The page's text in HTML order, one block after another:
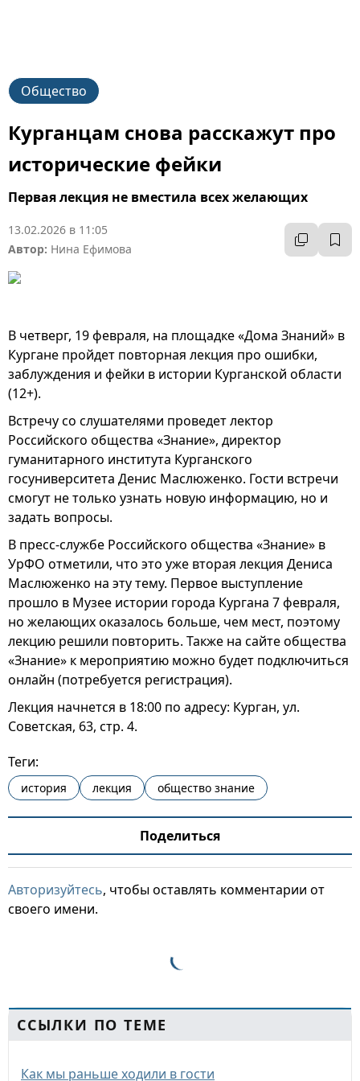
Общество
Курганцам снова расскажут про
исторические фейки
Первая лекция не вместила всех желающих
13.02.2026 в 11:05
Автор: Нина Ефимова
В четверг, 19 февраля, на площадке «Дома Знаний» в
Кургане пройдет повторная лекция про ошибки,
заблуждения и фейки в истории Курганской области
(12+).
Встречу со слушателями проведет лектор
Российского общества «Знание», директор
гуманитарного института Курганского
госуниверситета Денис Маслюженко. Гости встречи
смогут не только узнать новую информацию, но и
задать вопросы.
В пресс-службе Российского общества «Знание» в
УрФО отметили, что это уже вторая лекция Дениса
Маслюженко на эту тему. Первое выступление
прошло в Музее истории города Кургана 7 февраля,
но желающих оказалось больше, чем мест, поэтому
лекцию решили повторить. Также на сайте общества
«Знание» к мероприятию можно будет подключиться
онлайн (потребуется регистрация).
Лекция начнется в 18:00 по адресу: Курган, ул.
Советская, 63, стр. 4.
Теги:
история лекция общество знание
Поделиться
Авторизуйтесь, чтобы оставлять комментарии от
своего имени.
ССЫЛКИ ПО ТЕМЕ
Как мы раньше ходили в гости